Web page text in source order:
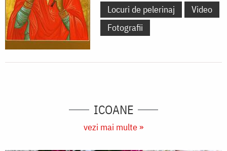
Locuri de pelerinaj
Video
Fotografii
ICOANE
vezi mai multe »